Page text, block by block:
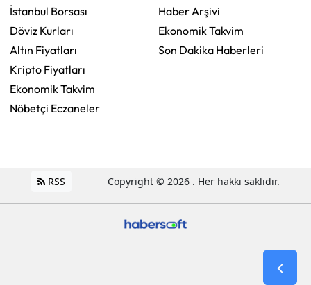
İstanbul Borsası
Döviz Kurları
Altın Fiyatları
Kripto Fiyatları
Ekonomik Takvim
Nöbetçi Eczaneler
Haber Arşivi
Ekonomik Takvim
Son Dakika Haberleri
RSS Copyright © 2026 . Her hakkı saklıdır.